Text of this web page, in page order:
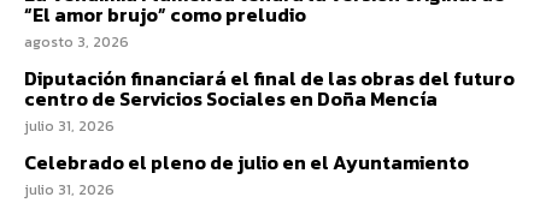
“El amor brujo” como preludio
agosto 3, 2026
Diputación financiará el final de las obras del futuro
centro de Servicios Sociales en Doña Mencía
julio 31, 2026
Celebrado el pleno de julio en el Ayuntamiento
julio 31, 2026